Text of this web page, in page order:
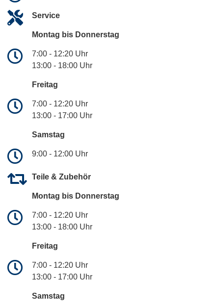
Service
Montag bis Donnerstag
7:00 - 12:20 Uhr
13:00 - 18:00 Uhr
Freitag
7:00 - 12:20 Uhr
13:00 - 17:00 Uhr
Samstag
9:00 - 12:00 Uhr
Teile & Zubehör
Montag bis Donnerstag
7:00 - 12:20 Uhr
13:00 - 18:00 Uhr
Freitag
7:00 - 12:20 Uhr
13:00 - 17:00 Uhr
Samstag